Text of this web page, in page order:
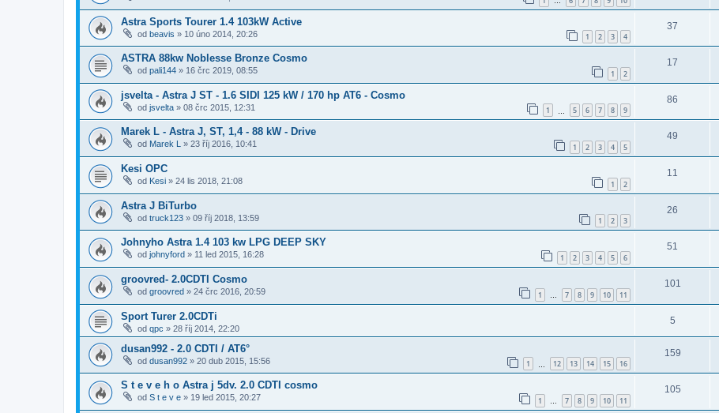
Astra Sports Tourer 1.4 103kW Active
od beavis » 10 úno 2014, 20:26 1 2 3 4
37
ASTRA 88kw Noblesse Bronze Cosmo
od pali144 » 16 črc 2019, 08:55 1 2
17
jsvelta - Astra J ST - 1.6 SIDI 125 kW / 170 hp AT6 - Cosmo
od jsvelta » 08 črc 2015, 12:31 1 5 6 7 8 9
86
Marek L - Astra J, ST, 1,4 - 88 kW - Drive
od Marek L » 23 říj 2016, 10:41 1 2 3 4 5
49
Kesi OPC
od Kesi » 24 lis 2018, 21:08 1 2
11
Astra J BiTurbo
od truck123 » 09 říj 2018, 13:59 1 2 3
26
Johnyho Astra 1.4 103 kw LPG DEEP SKY
od johnyford » 11 led 2015, 16:28 1 2 3 4 5 6
51
groovred- 2.0CDTI Cosmo
od groovred » 24 črc 2016, 20:59 1 … 7 8 9 10 11
101
Sport Turer 2.0CDTi
od qpc » 28 říj 2014, 22:20
5
dusan992 - 2.0 CDTI / AT6°
od dusan992 » 20 dub 2015, 15:56 1 12 13 14 15 16
159
S t e v e h o Astra j 5dv. 2.0 CDTI cosmo
od S t e v e » 19 led 2015, 20:27 1 … 7 8 9 10 11
105